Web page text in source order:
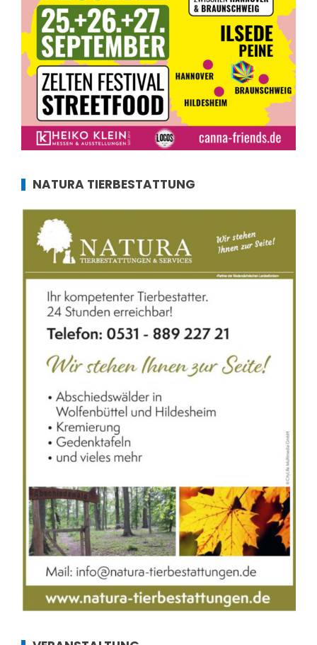
NATURA TIERBESTATTUNG